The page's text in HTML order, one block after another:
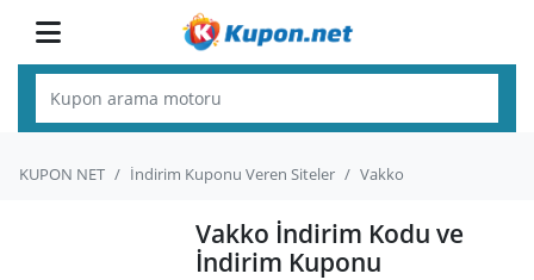
KUPON NET İndirim Kuponu Veren Siteler Vakko
Vakko İndirim Kodu ve
İndirim Kuponu